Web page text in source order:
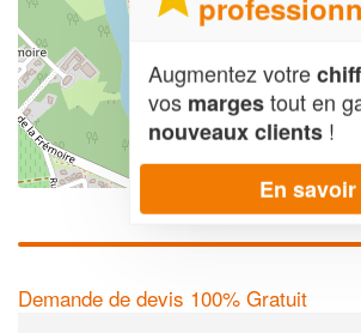
| Map data ©
Demande de devis 100% Gratuit
Augmentez votre
vos margestout en
nouveaux clients !
En